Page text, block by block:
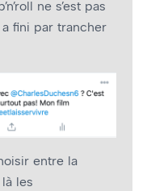
ne s’est pas
fini par trancher
entre la
les